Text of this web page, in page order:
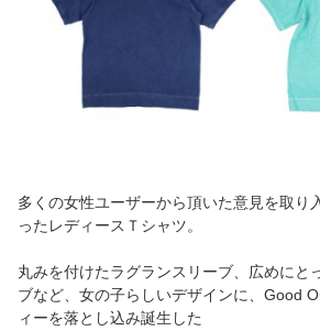
多くの女性ユーザーから頂いた意見を取り
ったレディースＴシャツ。
丸みを付けたラグランスリーブ、広めにと
ブなど、女の子らしいデザインに、Good
ィーを落とし込み誕生した